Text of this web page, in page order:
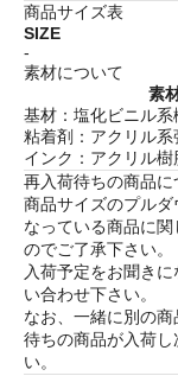
商品サイズ表
SIZE
-
素材について
素
基材：塩化ビニル系
粘着剤：アクリル
インク：アクリル樹
再入荷待ちの商品に
商品サイズのプル
なっている商品に
のでご了承下さい。
入荷予定をお聞きに
い合わせ下さい。
なお、一緒に別の
待ちの商品が入荷
い。